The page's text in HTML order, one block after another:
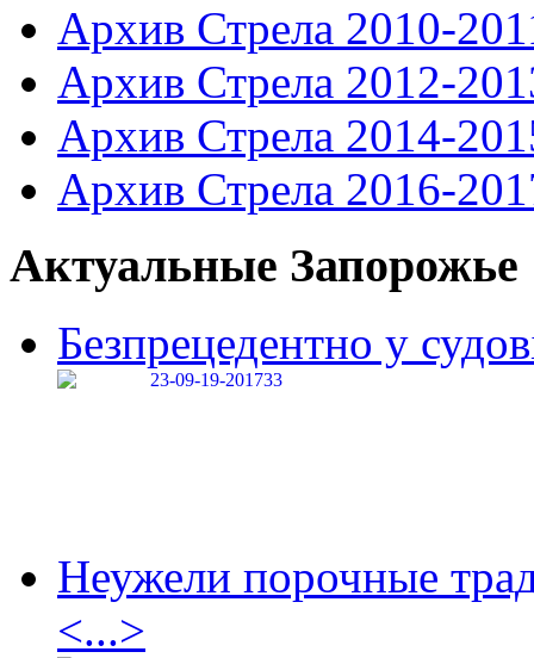
Архив Стрела 2010-
Архив Стрела 2012-
Архив Стрела 2014-
Архив Стрела 2016-
Актуальные Запорожье
Безпрецедентно у
Неужели порочные
<...>